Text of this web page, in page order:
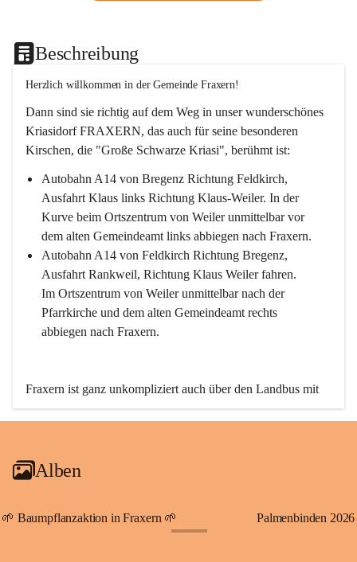
Beschreibung
Herzlich willkommen in der Gemeinde Fraxern!
Dann sind sie richtig auf dem Weg in unser wunderschönes
Kriasidorf FRAXERN, das auch für seine besonderen
Kirschen, die "Große Schwarze Kriasi", berühmt ist:
Autobahn A14 von Bregenz Richtung Feldkirch,
Ausfahrt Klaus links Richtung Klaus-Weiler. In der
Kurve beim Ortszentrum von Weiler unmittelbar vor
dem alten Gemeindeamt links abbiegen nach Fraxern.
Autobahn A14 von Feldkirch Richtung Bregenz,
Ausfahrt Rankweil, Richtung Klaus Weiler fahren.
Im Ortszentrum von Weiler unmittelbar nach der
Pfarrkirche und dem alten Gemeindeamt rechts
abbiegen nach Fraxern.
Fraxern ist ganz unkompliziert auch über den Landbus mit
den öffentlichen Verkehrsmitteln zu erreichen. Die Linie
An Samstagen, Sonn- und Feiertagen können Sie bequem
persönlichen Linienbus zur gewünschten Zeit zu Ihrer
Haltestelle bestellen. Sowohl von Weiler kommend nach
Alben
🌱 Baumpflanzaktion in Fraxern 🌱 Palmenbinden 2026